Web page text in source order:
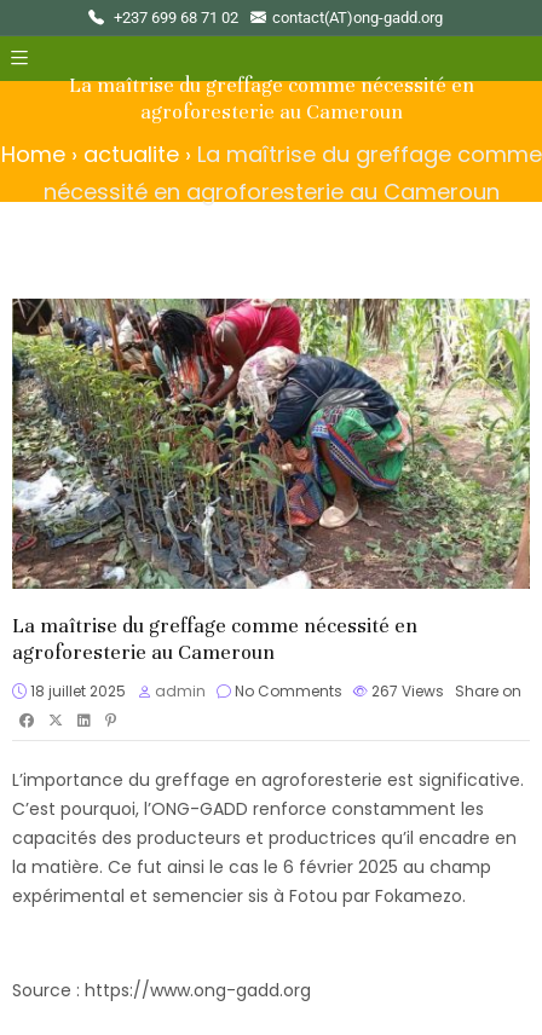
+237 699 68 71 02 contact(AT)ong-gadd.org
La maîtrise du greffage comme nécessité en
agroforesterie au Cameroun
Home› actualite› La maîtrise du greffage comme
nécessité en agroforesterie au Cameroun
La maîtrise du greffage comme nécessité en
agroforesterie au Cameroun
18 juillet 2025 admin No Comments 267 Views Share on
L’importance du greffage en agroforesterie est significative.
C’est pourquoi, l’ONG-GADD renforce constamment les
capacités des producteurs et productrices qu’il encadre en
la matière. Ce fut ainsi le cas le 6 février 2025 au champ
expérimental et semencier sis à Fotou par Fokamezo.
Source : https://www.ong-gadd.org